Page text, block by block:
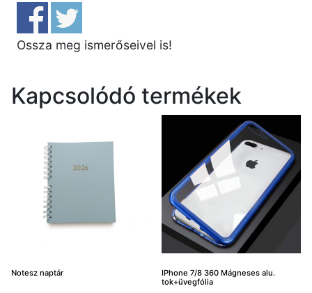
Ossza meg ismerőseivel is!
Kapcsolódó termékek
Notesz naptár
IPhone 7/8 360 Mágneses alu.
tok+üvegfólia